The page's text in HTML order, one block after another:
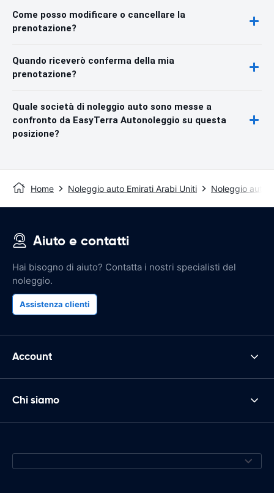
Come posso modificare o cancellare la
prenotazione?
Quando riceverò conferma della mia
prenotazione?
Quale società di noleggio auto sono messe a
confronto da EasyTerra Autonoleggio su questa
posizione?
Home Noleggio auto Emirati Arabi Uniti Noleggio auto
Aiuto e contatti
Hai bisogno di aiuto? Contatta i nostri specialisti del
noleggio.
Assistenza clienti
Account
Chi siamo